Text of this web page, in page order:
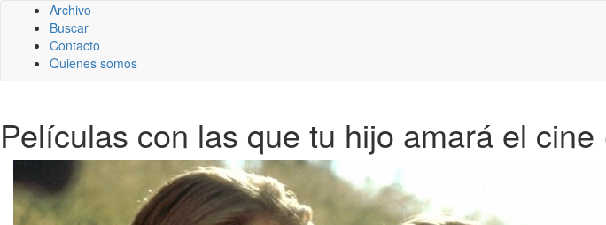
Archivo
Buscar
Contacto
Quienes somos
Películas con las que tu hijo amará el cine